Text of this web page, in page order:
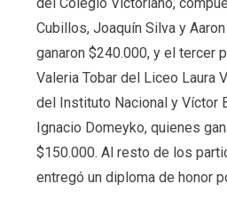
Cubillos, Joaquín Silva y
ganaron $240.000, y el tercer
Valeria Tobar del Liceo Laura
del Instituto Nacional y Víctor
Ignacio Domeyko, quienes
$150.000. Al resto de los
entregó un diploma de honor